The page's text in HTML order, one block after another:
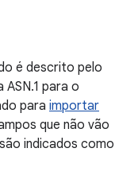
é descrito pelo
ASN.1 para o
para importar
que não vão
indicados como